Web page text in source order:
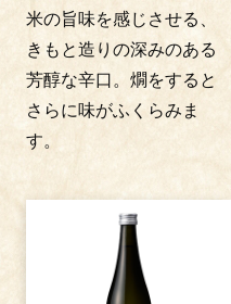
米の旨味を感じさせる、
きもと造りの深みのある
芳醇な辛口。燗をすると
さらに味がふくらみま
す。